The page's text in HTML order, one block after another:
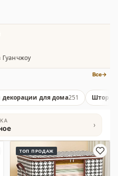
товары для
и чайные аксессуары,
для барбекю,
интерьера.
Гуанчжоу
Все→
для дома251 Шторы
›
ТОП ПРОДАЖ